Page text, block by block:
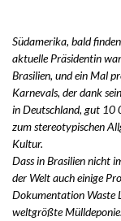
Südamerika, bald
aktuelle Präsidentin
Brasilien, und ein Mal
Karnevals, der dank
in Deutschland, gut 10
zum stereotypischen
Kultur.
Dass in Brasilien nicht
der Welt auch einige
Dokumentation Waste
weltgrößte